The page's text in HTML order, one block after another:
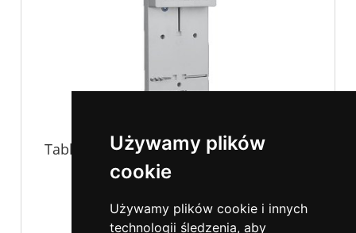
Używamy plików
cookie
Używamy plików cookie i innych
technologii śledzenia, aby
Tablica licznikowa 1F z zabezpieczeniem
3x25A
59,00 zł